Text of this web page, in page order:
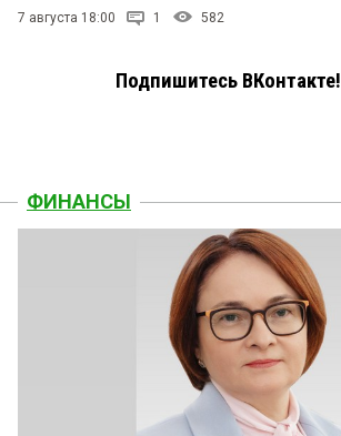
7 августа 18:00 1 582
Подпишитесь ВКонтакте!
ФИНАНСЫ